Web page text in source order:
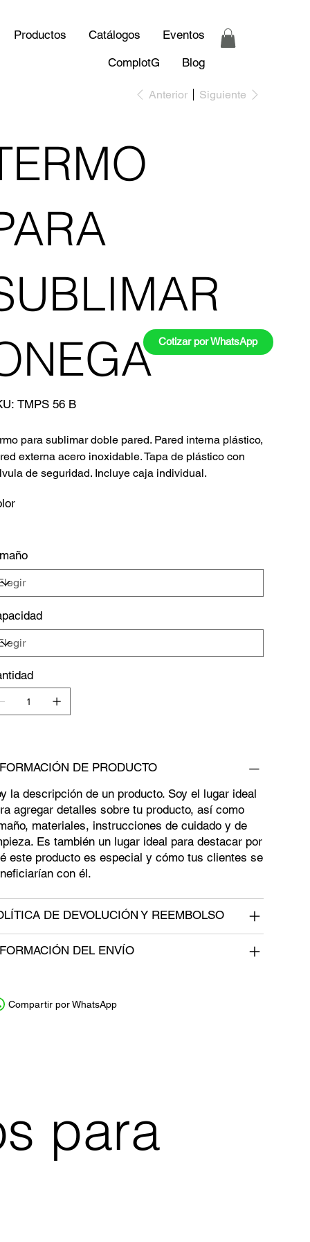
Productos Catálogos
Eventos
ComplotG
Blog
Anterior Siguiente
SKU
TMPS
TMPS 56 B
para sublimar doble pared. Pared interna plástico,
externa acero inoxidable. Tapa de plástico con
de seguridad. Incluye caja individual.
DE PRODUCTO
la descripción de un producto. Soy el lugar ideal
agregar detalles sobre tu producto, así como
materiales, instrucciones de cuidado y de
Es también un lugar ideal para destacar por
este producto es especial y cómo tus clientes se
con él.
DE DEVOLUCIÓN Y REEMBOLSO
DEL ENVÍO
Compartir por WhatsApp
para
Cotizar por WhatsApp